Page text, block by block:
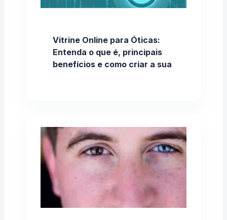
Vitrine Online para Óticas:
Entenda o que é, principais
benefícios e como criar a sua